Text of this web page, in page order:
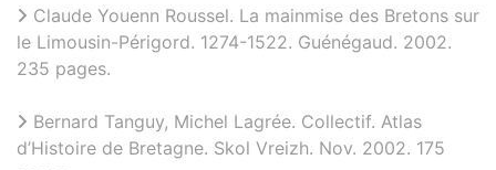
Claude Youenn Roussel. La mainmise des Bretons sur
le Limousin-Périgord. 1274-1522. Guénégaud. 2002.
235 pages.
Bernard Tanguy, Michel Lagrée. Collectif. Atlas
d’Histoire de Bretagne. Skol Vreizh. Nov. 2002. 175